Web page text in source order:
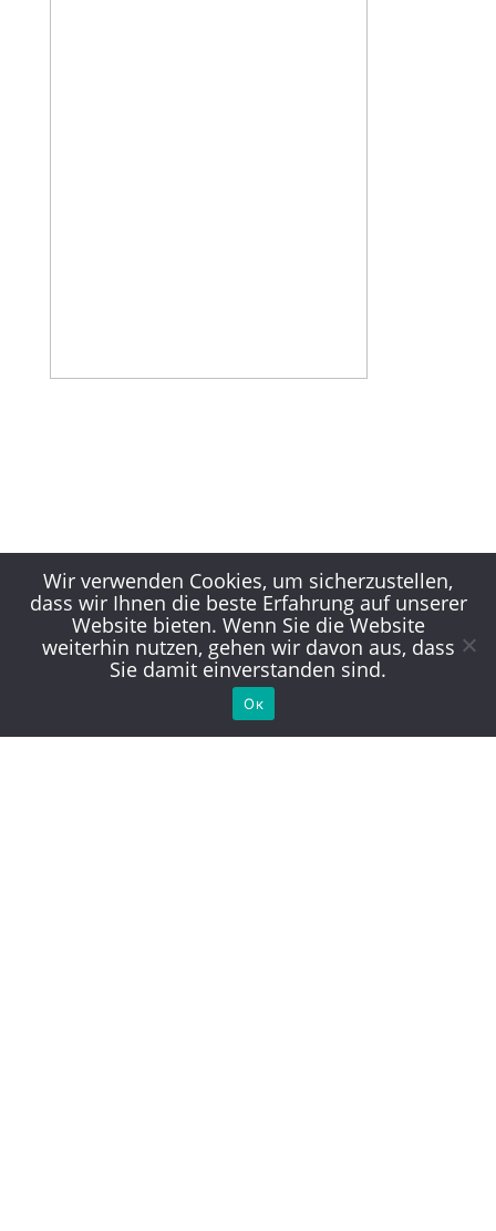
Wir verwenden Cookies, um sicherzustellen,
dass wir Ihnen die beste Erfahrung auf unserer
Website bieten. Wenn Sie die Website
weiterhin nutzen, gehen wir davon aus, dass
Sie damit einverstanden sind.
Ок